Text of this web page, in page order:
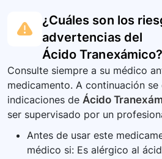
¿Cuáles son los
advertencias del
Ácido Tranexámico?
Consulte siempre a su médico
medicamento. A continuación se
indicaciones de Ácido
ser supervisado por un
Antes de usar este
médico si: Es alérgico al